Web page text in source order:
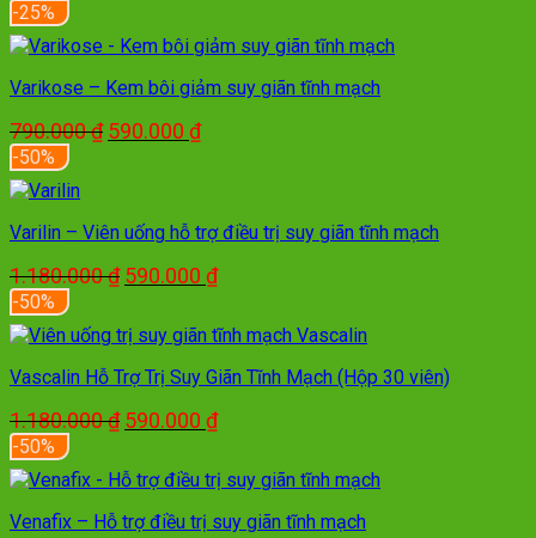
là:
790.000 ₫.
tại
là:
590.000 ₫.
-25%
Varikose – Kem bôi giảm suy giãn tĩnh mạch
790.000₫ Giá
590.000 ₫Giá
590.000 ₫.
-50%
Varilin – Viên uống hỗ trợ điều trị suy giãn tĩnh mạch
1.180.000₫ Giá
là:
1.180.000 ₫.
590.000 ₫Giá
tại
là:
590.000 ₫.
-50%
Vascalin Hỗ Trợ Trị Suy Giãn Tĩnh Mạch (Hộp 30 viên)
1.180.000₫ Giá
là:
1.180.000 ₫.
590.000 ₫Giá
tại
là:
590.000 ₫.
-50%
Venafix – Hỗ trợ điều trị suy giãn tĩnh mạch